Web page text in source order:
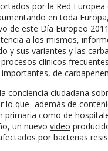
por la Red
en toda
de este Día Europeo
a los mismos,
y sus variantes y las
clínicos
de
conciencia ciudadana
lo que -además de
como de
un nuevo video
por bacterias